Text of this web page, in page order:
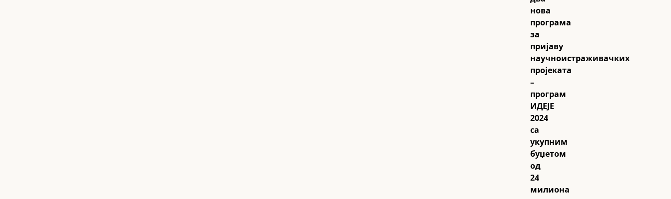
нова
програма
за
пријаву
научноистраживачких
пројеката
–
програм
ИДЕЈЕ
2024
са
укупним
буџетом
од
24
милиона